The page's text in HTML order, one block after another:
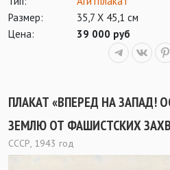
Размер:
35,7 Х 45,1 см
Цена:
39 000 руб
ПЛАКАТ «ВПЕРЕД НА ЗАПАД!
ЗЕМЛЮ ОТ ФАШИСТСКИХ
СССР, 1943 год